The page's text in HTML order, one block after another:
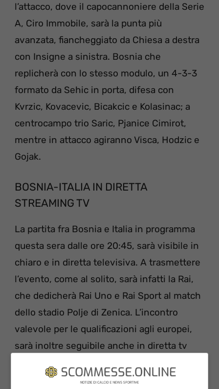
l’attacco, dove il capocannoniere della Serie
A, Ciro Immobile, sarà la punta più
avanzata, fiancheggiato da Chiesa a destra
con Insigne a sinistra. Bosnia che
replicherà con lo stesso modulo, un 4-3-3
formato da Sehic in porta, difesa con
Kvrzic, Kovacevic, Bicakcic e Kolasinac; a
centrocampo trio Saric, Pjanice Cimirot,
mentre in attacco agiranno Visca, Hodzic e
Gojak.
BOSNIA-ITALIA IN DIRETTA
STREAMING TV
La partita fra Bosnia e Italia in programma
questa sera dalle ore 20:45, sarà visibile in
chiaro e in diretta televisiva. A trasmettere
l’evento, come al solito, sarà infatti la Rai,
che dedicherà Rai Uno e Rai Sport al match
dello stadio Polje di Zenica. L’incontro
valevole per le qualificazioni agli europei,
sarà inoltre seguibile anche in diretta tv
smartphone, personal computer o tablet.